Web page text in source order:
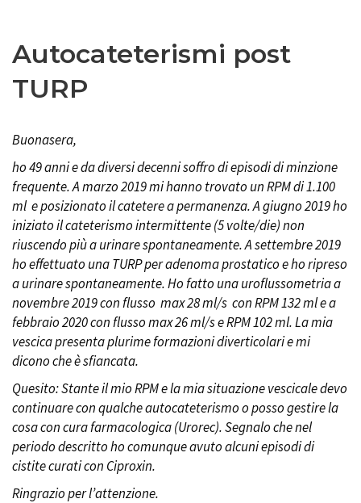
Autocateterismi post
TURP
Buonasera,
ho 49 anni e da diversi decenni soffro di episodi di minzione
frequente. A marzo 2019 mi hanno trovato un RPM di 1.100
ml e posizionato il catetere a permanenza. A giugno 2019 ho
iniziato il cateterismo intermittente (5 volte/die) non
riuscendo più a urinare spontaneamente. A settembre 2019
ho effettuato una TURP per adenoma prostatico e ho ripreso
a urinare spontaneamente. Ho fatto una uroflussometria a
novembre 2019 con flusso max 28 ml/s con RPM 132 ml e a
febbraio 2020 con flusso max 26 ml/s e RPM 102 ml. La mia
vescica presenta plurime formazioni diverticolari e mi
dicono che è sfiancata.
Quesito: Stante il mio RPM e la mia situazione vescicale devo
continuare con qualche autocateterismo o posso gestire la
cosa con cura farmacologica (Urorec). Segnalo che nel
periodo descritto ho comunque avuto alcuni episodi di
cistite curati con Ciproxin.
Ringrazio per l’attenzione.